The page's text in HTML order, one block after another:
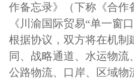
作备忘录》（下称《合作
《川渝国际贸易“单一窗
根据协议，双方将在机制
同、战略通道、水运物流
公路物流、口岸、区域物